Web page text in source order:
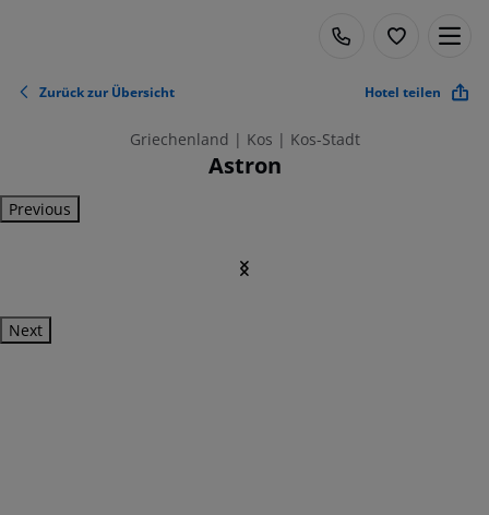
Zurück zur Übersicht Hotel teilen
Griechenland | Kos | Kos-Stadt
Astron
Previous
Next